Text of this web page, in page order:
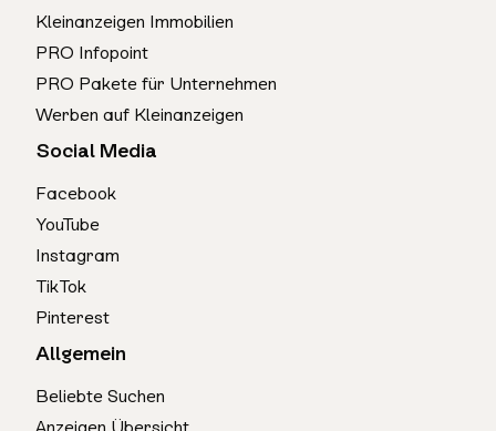
Kleinanzeigen Immobilien
PRO Infopoint
PRO Pakete für Unternehmen
Werben auf Kleinanzeigen
Social Media
Facebook
YouTube
Instagram
TikTok
Pinterest
Allgemein
Beliebte Suchen